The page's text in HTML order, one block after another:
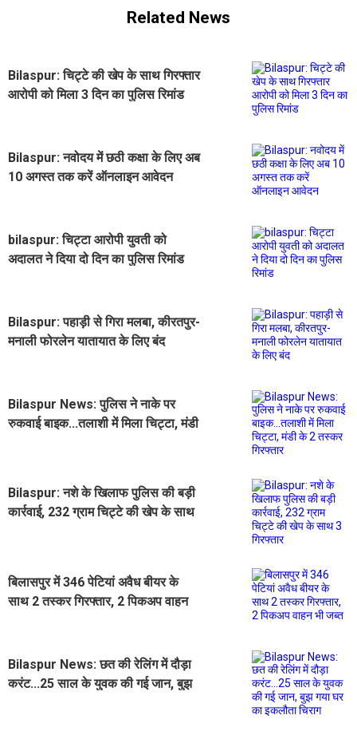
Related News
Bilaspur: चिट्टे की खेप के साथ गिरफ्तार
आरोपी को मिला 3 दिन का पुलिस रिमांड
Bilaspur: नवोदय में छठी कक्षा के लिए अब
10 अगस्त तक करें ऑनलाइन आवेदन
bilaspur: चिट्टा आरोपी युवती को
अदालत ने दिया दो दिन का पुलिस रिमांड
Bilaspur: पहाड़ी से गिरा मलबा, कीरतपुर-
मनाली फोरलेन यातायात के लिए बंद
‌Bilaspur News: पुलिस ने नाके पर
रुकवाई बाइक...तलाशी में मिला चिट्टा, मंडी
Bilaspur: नशे के ​खिलाफ पुलिस की बड़ी
कार्रवाई, 232 ग्राम चिट्टे की खेप के साथ
बिलासपुर में 346 पेटियां अवैध बीयर के
साथ 2 तस्कर गिरफ्तार, 2 पिकअप वाहन
Bilaspur News: छत की रेलिंग में दौड़ा
करंट...25 साल के युवक की गई जान, बुझ